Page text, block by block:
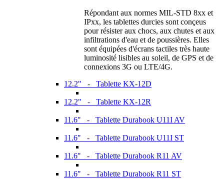
Répondant aux normes MIL-STD 8xx et
IPxx, les tablettes durcies sont conçeus
pour résister aux chocs, aux chutes et aux
infiltrations d'eau et de poussières. Elles
sont équipées d'écrans tactiles très haute
luminosité lisibles au soleil, de GPS et de
connexions 3G ou LTE/4G.
12.2" - Tablette KX-12D
12.2" - Tablette KX-12R
11.6" - Tablette Durabook U11I AV
11.6" - Tablette Durabook U11I ST
11.6" - Tablette Durabook R11 AV
11.6" - Tablette Durabook R11 ST